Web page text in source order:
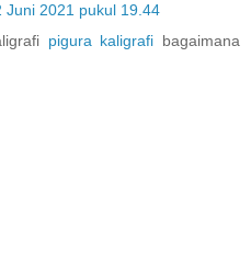
Juni 2021 pukul 19.44
pigura kaligrafi bagaimana